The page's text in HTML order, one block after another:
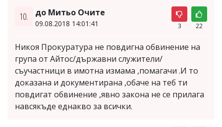
10. до Митьо Очите
09.08.2018 14:01:41 3 22
Никоя Прокуратура не повдигна обвинение на
група от Айтос/държавни служители/
съучастници в имотна измама ,помагачи .И то
доказана и документирана ,обаче на теб ти
повдигат обвинение ,явно закона не се прилага
навсякъде еднакво за всички.